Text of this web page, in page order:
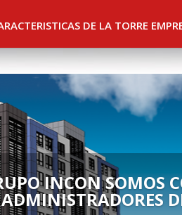
DE LA TORRE
INCON SOMOS
ADMINISTRADORES